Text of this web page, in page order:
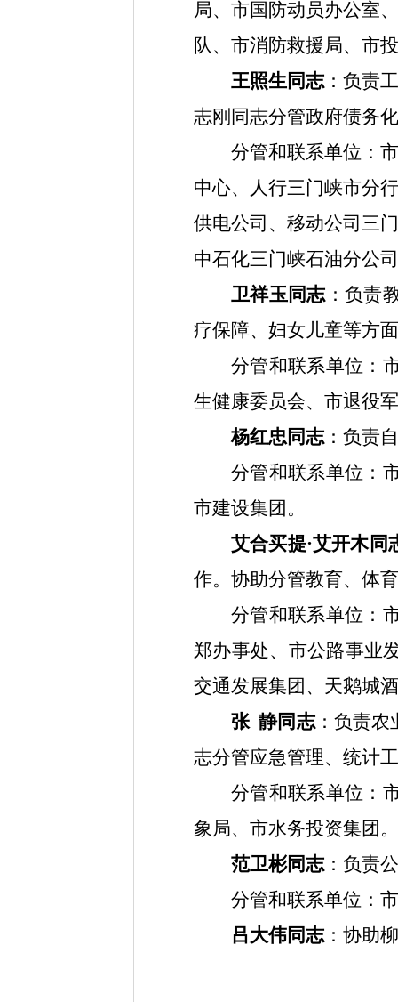
局、市国防动员办公室
队、市消防救援局、市
王照生同志：负责
志刚同志分管政府债务
分管和联系单位：
中心、人行三门峡市分
供电公司、移动公司三
中石化三门峡石油分公
卫祥玉同志：负责
疗保障、妇女儿童等方
分管和联系单位：
生健康委员会、市退役
杨红忠同志： 负责
分管和联系单位：
市建设集团。
艾合买提·艾开木同
作。协助分管教育、体
分管和联系单位：
郑办事处、市公路事业
交通发展集团、天鹅城
张 静同志： 负责农
志分管应急管理、统计
分管和联系单位：
象局、市水务投资集团。
范卫彬同志： 负责
分管和联系单位：
吕大伟同志： 协助